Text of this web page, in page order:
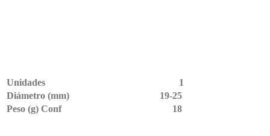
Unidades
1
Diámetro (mm)
19-25
Peso (g) Conf
18